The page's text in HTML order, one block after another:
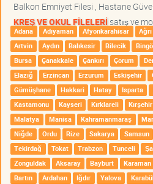
Balkon Emniyet Filesi , Hastane
KREŞ VE OKUL FİLELERİsatış ve
Adana Adıyaman Afyonkarahisar Ağrı
Artvin
Aydın Balıkesir Bilecik
Bursa
Çanakkale Çankırı Çorum
Elazığ
Erzincan Erzurum Eskişehir
Gümüşhane
Hakkari Hatay Isparta
Kastamonu
Kayseri Kırklareli Kırşehir
Malatya
Manisa Kahramanmaraş
Niğde
Ordu Rize Sakarya Samsun
Tekirdağ
Tokat Trabzon Tunceli
Zonguldak
Aksaray Bayburt Karaman
Bartın
Ardahan Iğdır Yalova